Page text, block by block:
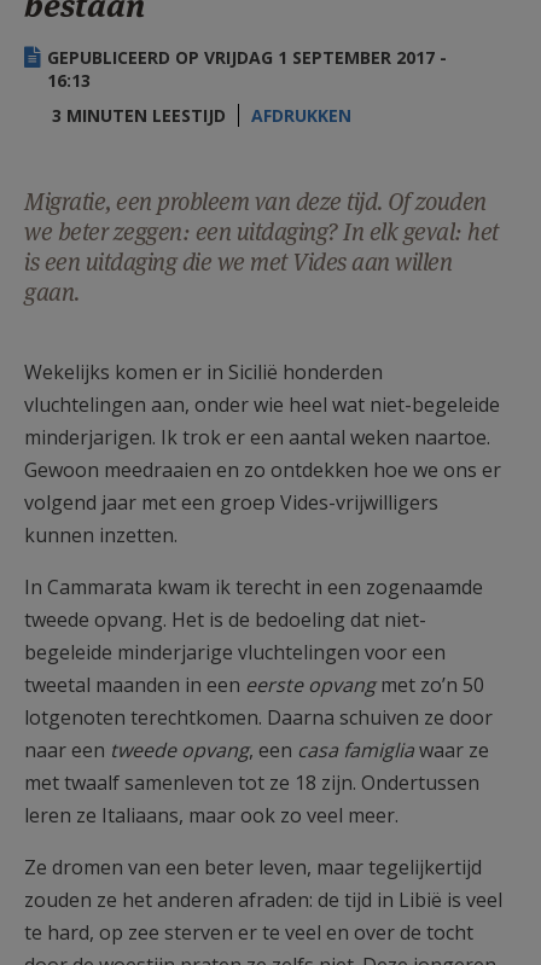
AANMELDEN OF REGISTREREN
GEPUBLICEERD OP VRIJDAG 1 SEPTEMBER 2017 -
16:13
3 MINUTEN LEESTIJD
AFDRUKKEN
Migratie, een probleem van deze tijd. Of zouden
we beter zeggen: een uitdaging? In elk geval: het
is een uitdaging die we met Vides aan willen
gaan.
Wekelijks komen er in Sicilië honderden
vluchtelingen aan, onder wie heel wat niet-begeleide
minderjarigen. Ik trok er een aantal weken naartoe.
Gewoon meedraaien en zo ontdekken hoe we ons er
volgend jaar met een groep Vides-vrijwilligers
kunnen inzetten.
In Cammarata kwam ik terecht in een zogenaamde
tweede opvang. Het is de bedoeling dat niet-
begeleide minderjarige vluchtelingen voor een
tweetal maanden in een eerste opvangmet zo’n 50
lotgenoten terechtkomen. Daarna schuiven ze door
naar een tweede opvang, een casa famigliawaar ze
met twaalf samenleven tot ze 18 zijn. Ondertussen
leren ze Italiaans, maar ook zo veel meer.
Ze dromen van een beter leven, maar tegelijkertijd
zouden ze het anderen afraden: de tijd in Libië is veel
te hard, op zee sterven er te veel en over de tocht